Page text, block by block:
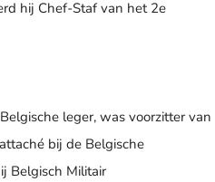
hij Chef-Staf van het 2e
leger, was voorzitter van
bij de Belgische
Belgisch Militair